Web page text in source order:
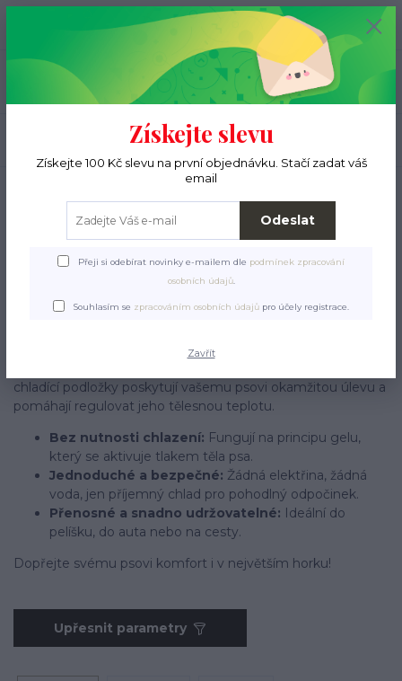
Menu
(Po-Pá, 9-15 hod.)
0 ks
0 Kč
Pelíšky, deky, polštáře
Chladící
chladící podložky poskytují vašemu psovi okamžitou úlevu a
pomáhají regulovat jeho tělesnou teplotu.
Bez nutnosti chlazení: Fungují na principu gelu,
který se aktivuje tlakem těla psa.
Jednoduché a bezpečné: Žádná elektřina, žádná
voda, jen příjemný chlad pro pohodlný odpočinek.
Přenosné a snadno udržovatelné: Ideální do
pelíšku, do auta nebo na cesty.
Dopřejte svému psovi komfort i v největším horku!
Upřesnit parametry
Získejte slevu
Získejte 100 Kč slevu na první objednávku. Stačí zadat váš
email
Odeslat
Přeji si odebírat novinky e-mailem dle podmínek zpracování
osobních údajů.
Souhlasím se zpracováním osobních údajů pro účely registrace.
Zavřít